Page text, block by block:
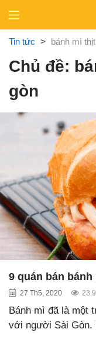
content
Tin tức > bánh mì
Chủ đề:
gòn
9 quán bán
27 Th5, 2020
Bánh mì đã là một
với người Sài